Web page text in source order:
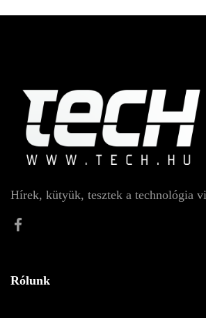
Hírek, kütyük, tesztek a technológia
Rólunk